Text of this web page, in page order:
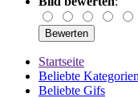
Startseite
Beliebte Kategorien
Beliebte Gifs